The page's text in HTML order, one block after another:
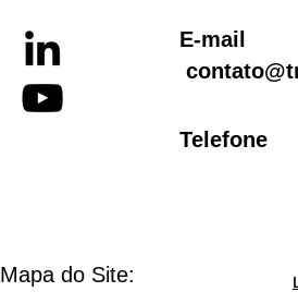
E-mail
Telefone
Mapa do Site: